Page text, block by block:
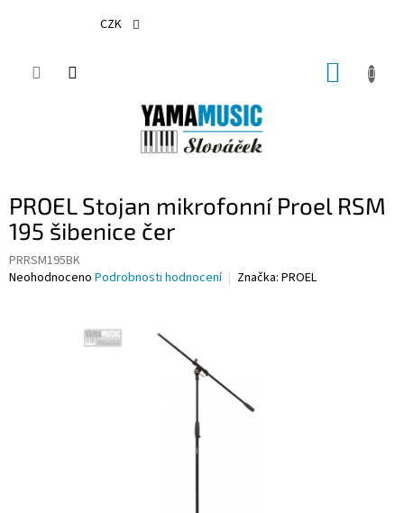
CZK
PROEL Stojan mikrofonní Proel RSM
195 šibenice čer
PRRSM195BK
Průměrné
Neohodnoceno Podrobnosti hodnocení Značka: PROEL